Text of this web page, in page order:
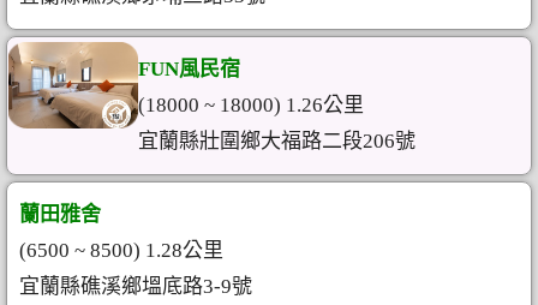
FUN風民宿
(18000 ~ 18000) 1.26公里
宜蘭縣壯圍鄉大福路二段206號
蘭田雅舍
(6500 ~ 8500) 1.28公里
宜蘭縣礁溪鄉塭底路3-9號